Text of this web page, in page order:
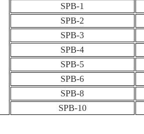
SPB-1
SPB-2
SPB-3
SPB-4
SPB-5
SPB-6
SPB-8
SPB-10